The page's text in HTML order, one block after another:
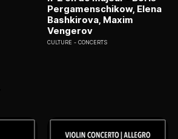
Pergamenschikow, Elena
Bashkirova, Maxim
Vengerov
CULTURE CONCERTS